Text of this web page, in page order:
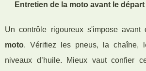
Entretien de la moto avant le départ
Un contrôle rigoureux s'impose avant
moto. Vérifiez les pneus, la chaîne,
niveaux d’huile. Mieux vaut confier